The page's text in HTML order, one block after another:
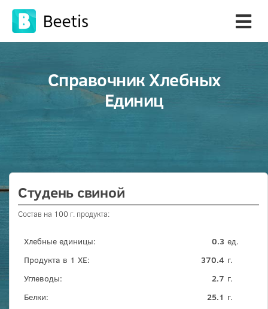
Справочник Хлебных
Единиц
Студень свиной
Состав на 100 г. продукта:
Хлебные единицы: ед.
0.3
Продукта в 1 ХЕ:
г.
370.4
Углеводы:
г.
2.7
Белки:
г.
25.1